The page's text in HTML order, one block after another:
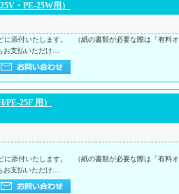
・PE-25W用）
に添付いたします。 （紙の書類が必要な際は「有料オ
お支払いただけ…
25F 用）
に添付いたします。 （紙の書類が必要な際は「有料オ
お支払いただけ…